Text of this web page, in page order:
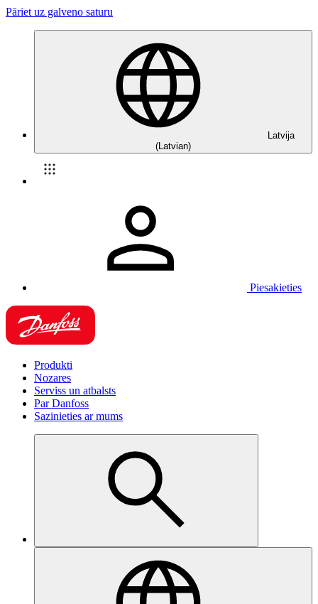
Pāriet uz galveno saturu
Latvija
(Latvian)
Piesakieties
Produkti
Nozares
Serviss un atbalsts
Par Danfoss
Sazinieties ar mums